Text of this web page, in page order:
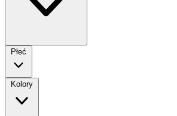
Płeć
Kolory